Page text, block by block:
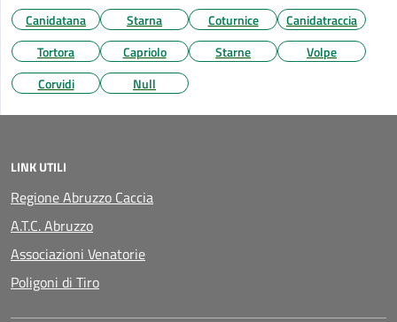
Canidatana
Starna Coturnice
Canidatraccia
Tortora
Capriolo Starne
Volpe
Corvidi
Null
LINK UTILI
Regione Abruzzo Caccia
A.T.C. Abruzzo
Associazioni Venatorie
Poligoni di Tiro